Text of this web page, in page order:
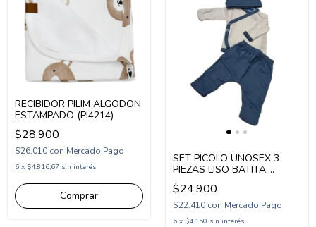
RECIBIDOR PILIM ALGODON
ESTAMPADO (PI4214)
$28.900
$26.010 con Mercado Pago
6 x $4.816,67 sin interés
SET PICOLO UNOSEX 3
PIEZAS LISO BATITA.
PANTALON Y GORRO
(PC2670809)
$24.900
$22.410 con Mercado Pago
6 x $4.150 sin interés